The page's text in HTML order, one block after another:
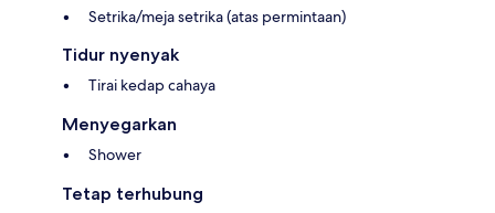
Setrika/meja setrika (atas permintaan)
Tidur nyenyak
Tirai kedap cahaya
Menyegarkan
Shower
Tetap terhubung